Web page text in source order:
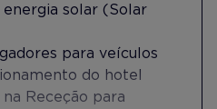
solar (Solar
para veículos
do hotel
Receção para